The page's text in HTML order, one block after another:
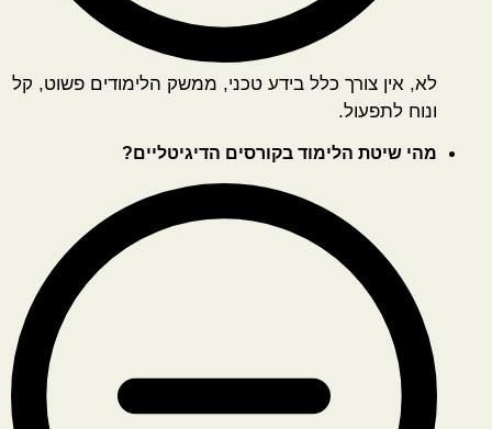
לא, אין צורך כלל בידע טכני, ממשק הלימודים פשוט, קל
ונוח לתפעול.
מהי שיטת הלימוד בקורסים הדיגיטליים?